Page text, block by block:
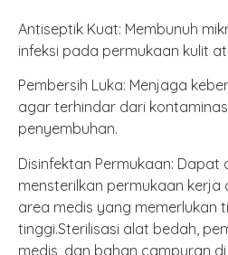
Antiseptik Kuat: Membunuh
infeksi pada permukaan kulit
Pembersih Luka: Menjaga
agar terhindar dari
penyembuhan.
Disinfektan Permukaan: Dapat
mensterilkan permukaan
area medis yang memerlukan
tinggi.Sterilisasi alat bedah,
medis, dan bahan campuran